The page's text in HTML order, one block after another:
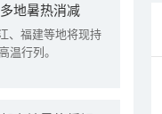
地暑热消减
、福建等地将现持
温行列。